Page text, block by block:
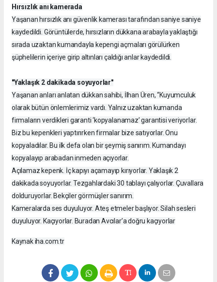
Hırsızlık anı kamerada
Yaşanan hırsızlık anı güvenlik kamerası tarafından saniye saniye
kaydedildi. Görüntülerde, hırsızların dükkana arabayla yaklaştığı
sırada uzaktan kumandayla kepengi açmaları görülürken
şüphelilerin içeriye girip altınları çaldığı anlar kaydedildi.
"Yaklaşık 2 dakikada soyuyorlar"
Yaşanan anları anlatan dükkan sahibi, İlhan Üren, “Kuyumculuk
olarak bütün önlemlerimiz vardı. Yalnız uzaktan kumanda
firmaların verdikleri garanti ‘kopyalanamaz’ garantisi veriyorlar.
Biz bu kepenkleri yaptırırken firmalar bize satıyorlar. Onu
kopyaladılar. Bu ilk defa olan bir şeymiş sanırım. Kumandayı
kopyalayıp arabadan inmeden açıyorlar.
Açılamaz kepenk. İç kapıyı açamayıp kırıyorlar. Yaklaşık 2
dakikada soyuyorlar. Tezgahlardaki 30 tablayı çalıyorlar. Çuvallara
dolduruyorlar. Bekçiler görmüşler sanırım.
Kameralarda ses duyuluyor. Ateş etmeler başlıyor. Silah sesleri
duyuluyor. Kaçıyorlar. Buradan Avcılar’a doğru kaçıyorlar
Kaynak iha.com.tr